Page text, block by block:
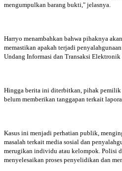
mengumpulkan barang bukti," jelasnya.
Harryo menambahkan bahwa pihaknya
memastikan apakah terjadi
Undang Informasi dan Transaksi Elektronik
Hingga berita ini diterbitkan, pihak pemilik
belum memberikan tanggapan terkait
Kasus ini menjadi perhatian publik,
masalah terkait media sosial dan
merugikan individu atau kelompok. Polisi
menyelesaikan proses penyelidikan dan